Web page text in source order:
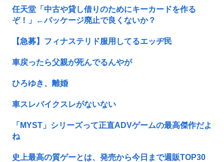
任天堂「中古や貸し借りのためにキーカードを作る
ぞ！」←パッケージ廃止で良くないか？
【急募】フィナステリド服用してるエッヂ民
車戻ったら父親が死んでるんやが
ひろゆき、離婚
車スレバイクスレがないない
「MYST」シリーズって正直ADVゲームの最高傑作だよ
ね
史上最高の質ゲーとは、発売から今日まで週販TOP30